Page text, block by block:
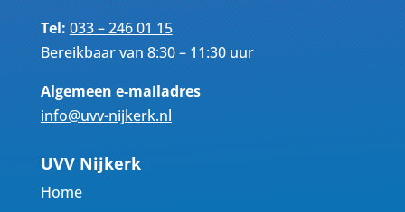
Tel:033 – 246 01 15
Bereikbaar van 8:30 – 11:30 uur
Algemeen e-mailadres
info@uvv-nijkerk.nl
UVV Nijkerk
Home